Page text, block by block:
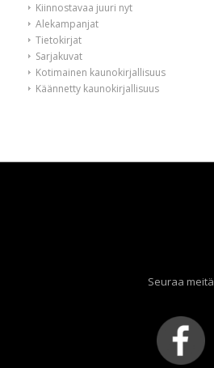
Kiinnostavaa juuri nyt
Alekampanjat
Tietokirjat
Sarjakuvat
Kotimainen kaunokirjallisuus
Käännetty kaunokirjallisuus
Seuraa meitä